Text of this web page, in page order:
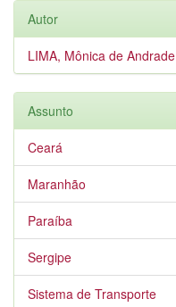
Autor
LIMA, Mônica de Andrade
Assunto
Ceará
Maranhão
Paraíba
Sergipe
Sistema de Transporte